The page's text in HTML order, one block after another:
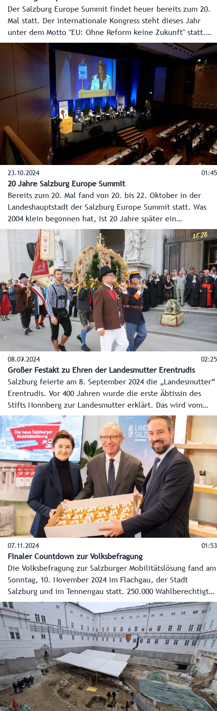
Der Salzburg Europe Summit findet heuer bereits zum 20.
Mal statt. Der internationale Kongress steht dieses Jahr
unter dem Motto "EU: Ohne Reform keine Zukunft" statt.
Federführend für die Organisation ist das Institut der
Regionen Europas (IRE).
23.10.2024 01:45
20 Jahre Salzburg Europe Summit
Bereits zum 20. Mal fand von 20. bis 22. Oktober in der
Landeshauptstadt der Salzburg Europe Summit statt. Was
2004 klein begonnen hat, ist 20 Jahre später ein
international renommierter Fachkongress mit Experten aus
Politik, Wirtschaft, Diplomatie und Wissenschaft. Im Video
betonen unter anderem EU- und Verfassungsministerin
Karoline Edtstadler und der EU-Kommissar für Haushalt und
Verwaltung, Johannes Hahn, die Wichtigkeit der
Veranstaltung.
08.09.2024 02:25
Großer Festakt zu Ehren der Landesmutter Erentrudis
Salzburg feierte am 8. September 2024 die „Landesmutter“
Erentrudis. Vor 400 Jahren wurde die erste Äbtissin des
Stifts Nonnberg zur Landesmutter erklärt. Das wird vom
Land Salzburg, der Erzdiözese und vom Stift Nonnberg
zuerst mit einem Festgottesdienst im Salzburger Dom und
dann mit einem großen Fest mit vielen Vereinen im
Nonntal und in der Salzburger Altstadt gefeiert.
07.11.2024 01:53
Finaler Countdown zur Volksbefragung
Die Volksbefragung zur Salzburger Mobilitätslösung fand am
Sonntag, 10. November 2024 im Flachgau, der Stadt
Salzburg und im Tennengau statt. 250.000 Wahlberechtigte
entschieden sich dabei für oder gegen die geplante
Verkehrslösung für den Salzburger Zentralraum. Die
Spitzen der Landesregierung appellierten am Tag der
Abstimmung noch einmal dafür, „Ja“ zu diesem
„alternativlosen“ Jahrhundertprojekt zu sagen.